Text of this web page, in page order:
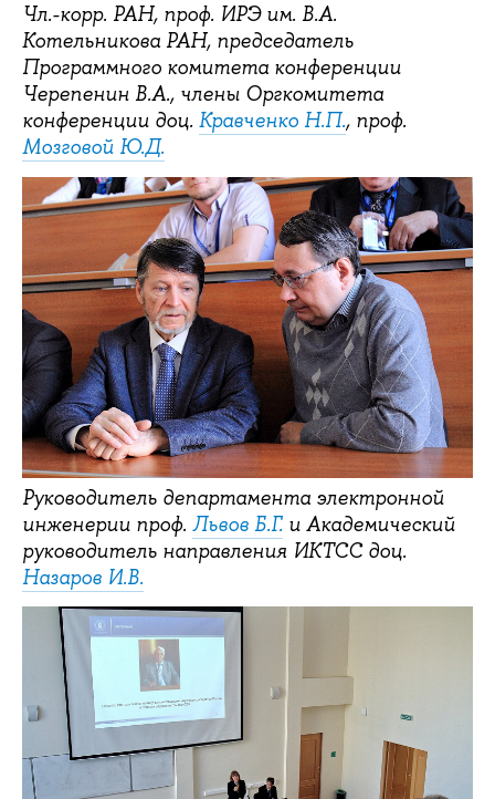
Чл.-корр. РАН, проф. ИРЭ им. В.А.
Котельникова РАН, председатель
Программного комитета конференции
Черепенин В.А., члены Оргкомитета
конференции доц. Кравченко Н.П., проф.
Мозговой Ю.Д.
Руководитель департамента электронной
инженерии проф. Львов Б.Г. и Академический
руководитель направления ИКТСС доц.
Назаров И.В.